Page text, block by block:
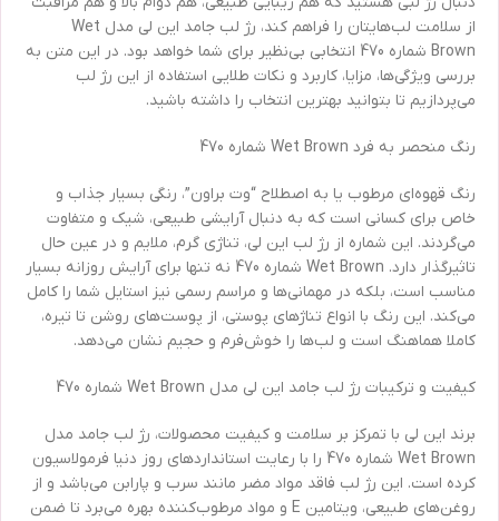
از سلامت لب‌هایتان را فراهم کند، رژ لب جامد این لی مدل Wet
Brown شماره 470 انتخابی بی‌نظیر برای شما خواهد بود. در این متن به
بررسی ویژگی‌ها، مزایا، کاربرد و نکات طلایی استفاده از این رژ لب
می‌پردازیم تا بتوانید بهترین انتخاب را داشته باشید.
رنگ منحصر به فرد Wet Brown شماره 470
رنگ قهوه‌ای مرطوب یا به اصطلاح “وت براون”، رنگی بسیار جذاب و
خاص برای کسانی است که به دنبال آرایشی طبیعی، شیک و متفاوت
می‌گردند. این شماره از رژ لب این لی، تناژی گرم، ملایم و در عین حال
تاثیرگذار دارد. Wet Brown شماره 470 نه تنها برای آرایش روزانه بسیار
مناسب است، بلکه در مهمانی‌ها و مراسم رسمی نیز استایل شما را کامل
می‌کند. این رنگ با انواع تناژهای پوستی، از پوست‌های روشن تا تیره،
کاملا هماهنگ است و لب‌ها را خوش‌فرم و حجیم نشان می‌دهد.
کیفیت و ترکیبات رژ لب جامد این لی مدل Wet Brown شماره 470
برند این لی با تمرکز بر سلامت و کیفیت محصولات، رژ لب جامد مدل
Wet Brown شماره 470 را با رعایت استانداردهای روز دنیا فرمولاسیون
کرده است. این رژ لب فاقد مواد مضر مانند سرب و پارابن می‌باشد و از
روغن‌های طبیعی، ویتامین E و مواد مرطوب‌کننده بهره می‌برد تا ضمن